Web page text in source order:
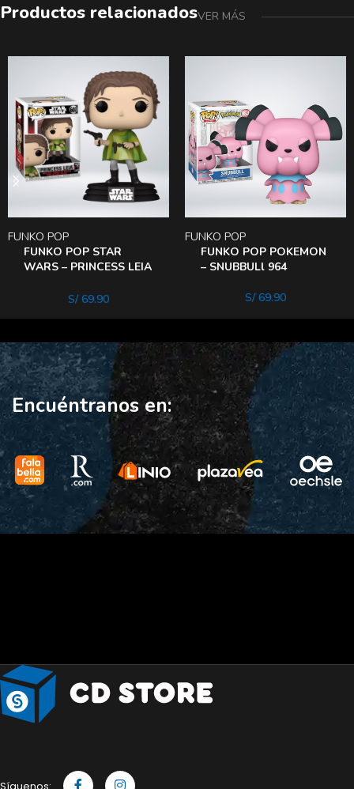
Productos relacionadosVER MÁS
FUNKO POP STAR
WARS – PRINCESS LEIA
FUNKO POP
S/69.90
FUNKO POP POKEMON
– SNUBBULl 964
FUNKO POP
S/69.90
Encuéntranos en: